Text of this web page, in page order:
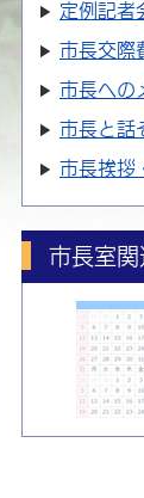
定例記者
市長交際
市長への
市長と
市長挨拶
市長室関